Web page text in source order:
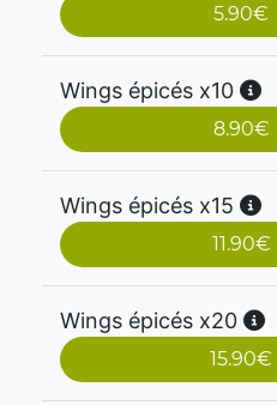
5.90€
Wings épicés x10
8.90€
Wings épicés x15
11.90€
Wings épicés x20
15.90€